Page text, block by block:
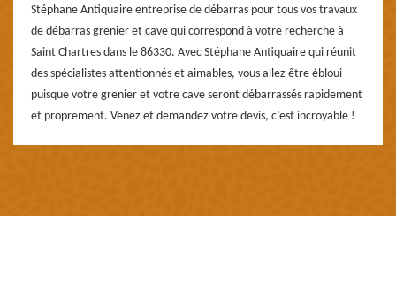
Stéphane Antiquaire entreprise de débarras pour tous vos travaux
de débarras grenier et cave qui correspond à votre recherche à
Saint Chartres dans le 86330. Avec Stéphane Antiquaire qui réunit
des spécialistes attentionnés et aimables, vous allez être ébloui
puisque votre grenier et votre cave seront débarrassés rapidement
et proprement. Venez et demandez votre devis, c’est incroyable !